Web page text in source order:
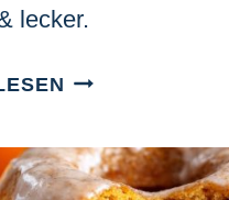
lecker.
JOGHURT